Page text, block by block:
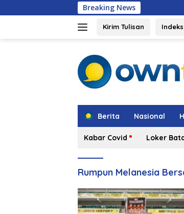
ke
Breaking News
Kirim Tulisan Indeks
Berita Nasional
Kabar Covid Loker
Rumpun Melanesia